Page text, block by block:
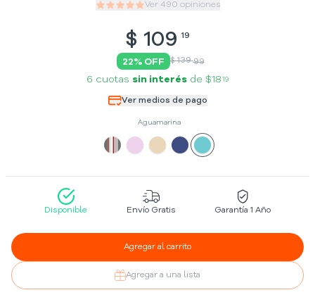
Ver 490 opiniones
$ 109 19
22% OFF $ 139 99
6 cuotas sin interés de $18 19
Ver medios de pago
Aguamarina
Disponible Envío Gratis Garantía 1 Año
Agregar al carrito
Agregar a una lista